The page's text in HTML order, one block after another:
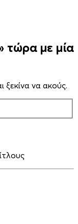
τώρα με μία
ξεκίνα να ακούς.